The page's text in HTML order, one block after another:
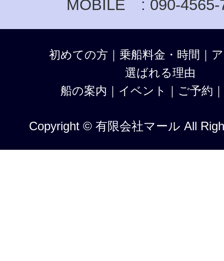
MOBILE : 090-4565-
初めての方 ｜ 乗船料金・時間 ｜
選ばれる理由
船の案内 ｜ イベント ｜ ご予約 ｜
Copyright © 有限会社マール All